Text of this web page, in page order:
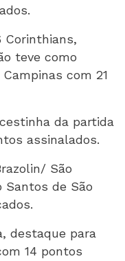
Corinthians,
teve como
com 21
da partida
assinalados.
São
Santos de São
destaque para
14 pontos